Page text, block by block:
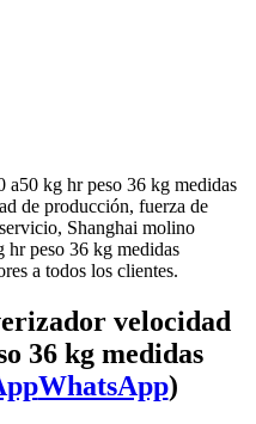
kg hr peso 36 kg medidas
de producción, fuerza de
Shanghai molino
peso 36 kg medidas
a todos los clientes.
velocidad
36 kg medidas
WhatsApp)